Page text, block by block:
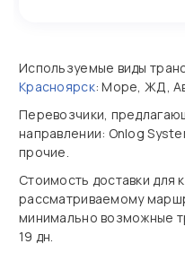
Используемые виды
Красноярск: Море, ЖД,
Перевозчики,
направлении: Onlog
прочие.
Стоимость доставки для
рассматриваемому
минимально возможные
19 дн.